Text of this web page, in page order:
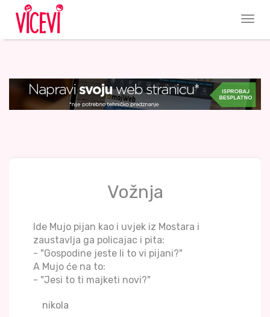
Vožnja
Ide Mujo pijan kao i uvjek iz Mostara i
zaustavlja ga policajac i pita:
- "Gospodine jeste li to vi pijani?"
A Mujo će na to:
- "Jesi to ti majketi novi?"
nikola